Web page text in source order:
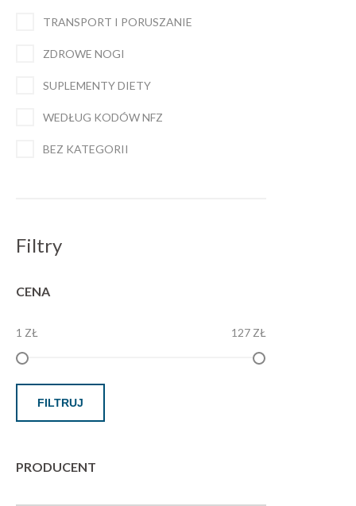
TRANSPORT I PORUSZANIE
ZDROWE NOGI
SUPLEMENTY DIETY
WEDŁUG KODÓW NFZ
BEZ KATEGORII
Filtry
CENA
1 ZŁ 127 ZŁ
FILTRUJ
PRODUCENT